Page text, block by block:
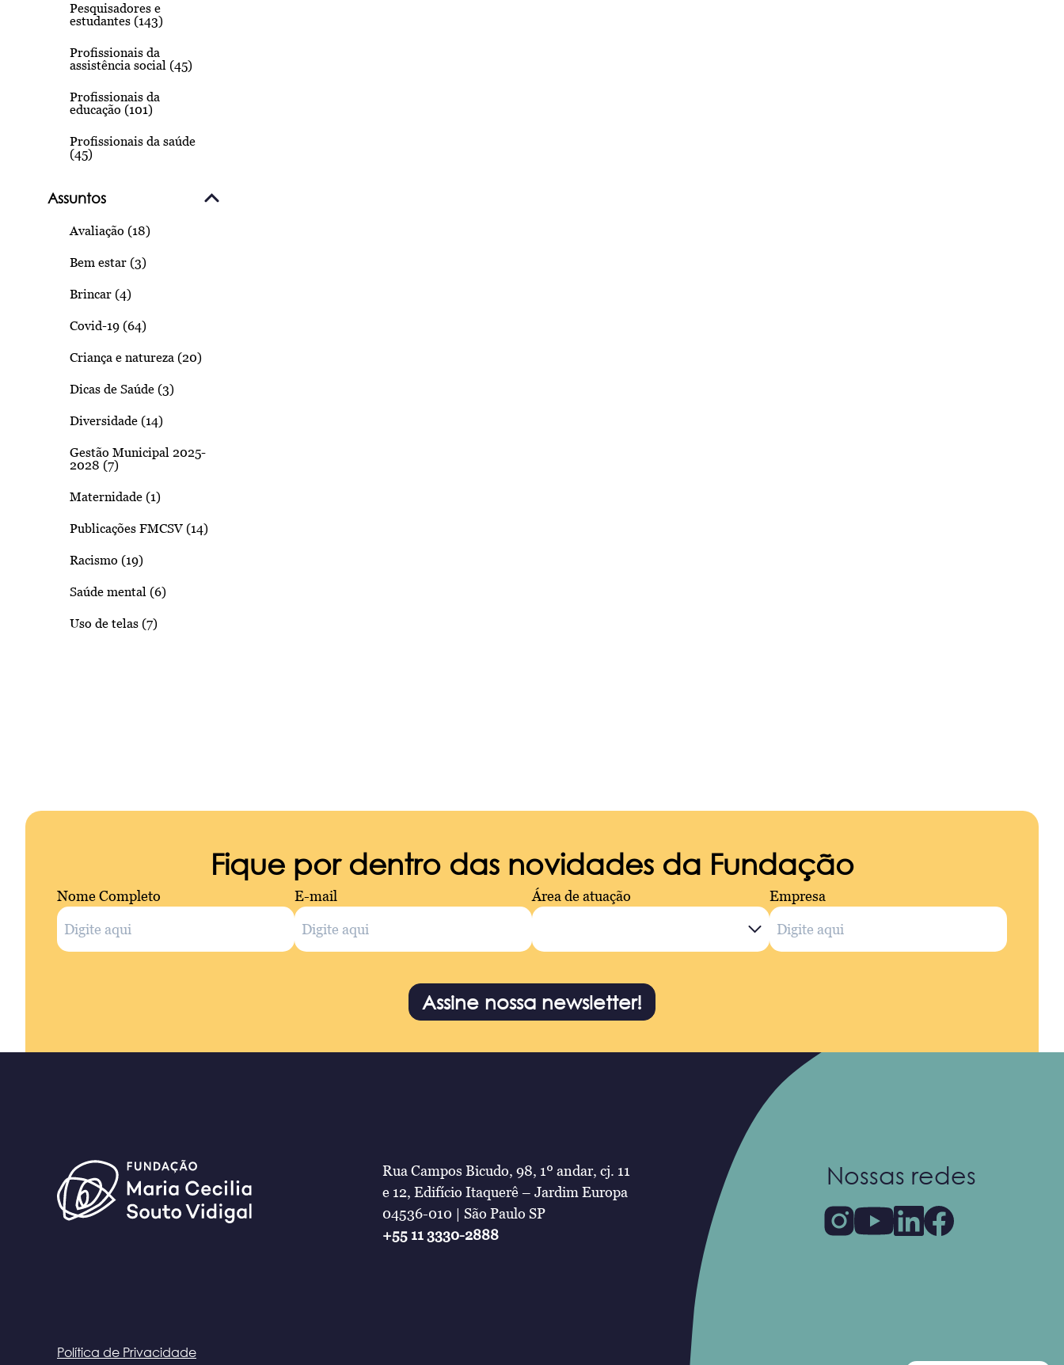
Pesquisadores e
estudantes (143)
Profissionais da
assistência social (45)
Profissionais da
educação (101)
Profissionais da saúde
(45)
Assuntos
Avaliação (18)
Bem estar (3)
Brincar (4)
Covid-19 (64)
Criança e natureza (20)
Dicas de Saúde (3)
Diversidade (14)
Gestão Municipal 2025-
2028 (7)
Maternidade (1)
Publicações FMCSV (14)
Racismo (19)
Saúde mental (6)
Uso de telas (7)
Fique por dentro das novidades da Fundação
Nome Completo E-mail Área de atuação Empresa
Assine nossa newsletter!
Rua Campos Bicudo, 98, 1º andar, cj. 11
e 12, Edifício Itaquerê – Jardim Europa
04536-010 | São Paulo SP
+55 11 3330-2888
Nossas redes
Política de Privacidade